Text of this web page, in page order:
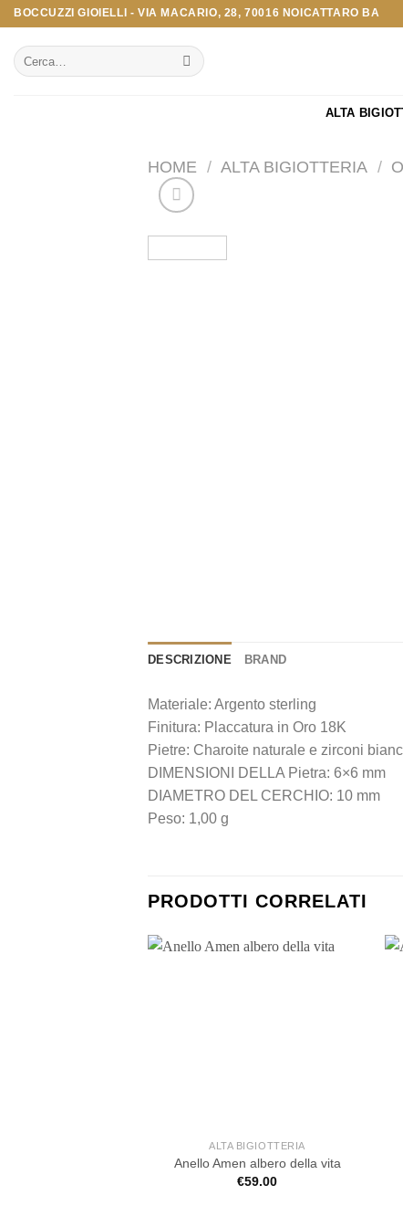
Salta
contenuti
BOCCUZZI GIOIELLI - VIA MACARIO, 28, 70016 NOICATTARO BA
Cerca:
ALTA
HOME / ALTA BIGIOTTERIA /
DESCRIZIONE BRAND
Materiale: Argento sterling
Finitura: Placcatura in Oro 18K
Pietre: Charoite naturale e zirconi
DIMENSIONI DELLA Pietra: 6×6 mm
DIAMETRO DEL CERCHIO: 10 mm
Peso: 1,00 g
PRODOTTI CORRELATI
ALTA BIGIOTTERIA
Anello Amen albero della vita
€59.00